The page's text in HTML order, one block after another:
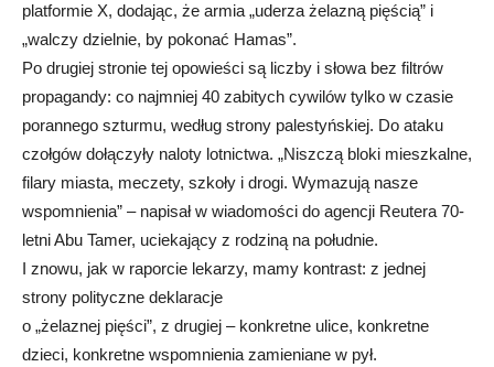
platformie X, dodając, że armia „uderza żelazną pięścią” i
„walczy dzielnie, by pokonać Hamas”.
Po drugiej stronie tej opowieści są liczby i słowa bez filtrów
propagandy: co najmniej 40 zabitych cywilów tylko w czasie
porannego szturmu, według strony palestyńskiej. Do ataku
czołgów dołączyły naloty lotnictwa. „Niszczą bloki mieszkalne,
filary miasta, meczety, szkoły i drogi. Wymazują nasze
wspomnienia” – napisał w wiadomości do agencji Reutera 70-
letni Abu Tamer, uciekający z rodziną na południe.
I znowu, jak w raporcie lekarzy, mamy kontrast: z jednej
strony polityczne deklaracje
o „żelaznej pięści”, z drugiej – konkretne ulice, konkretne
dzieci, konkretne wspomnienia zamieniane w pył.